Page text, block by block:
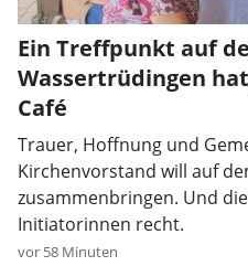
Ein Treffpunkt auf
Wassertrüdingen
Café
Trauer, Hoffnung und
Kirchenvorstand will auf
zusammenbringen. Und
Initiatorinnen recht.
vor 58 Minuten